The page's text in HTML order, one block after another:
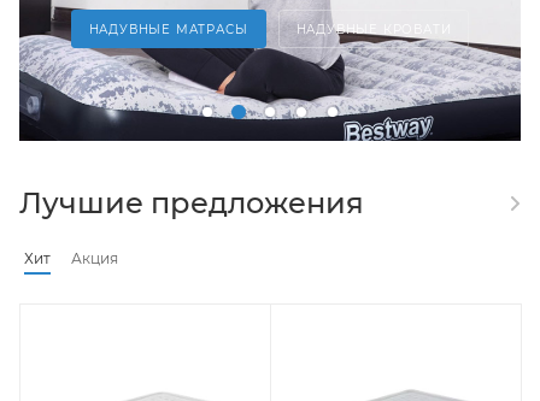
НАДУВНЫЕ МАТРАСЫ НАДУВНЫЕ КРОВАТИ
Лучшие предложения
Хит Акция